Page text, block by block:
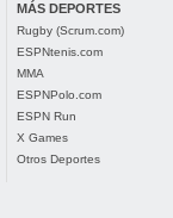
MÁS DEPORTES
Rugby (Scrum.com)
ESPNtenis.com
MMA
ESPNPolo.com
ESPN Run
X Games
Otros Deportes